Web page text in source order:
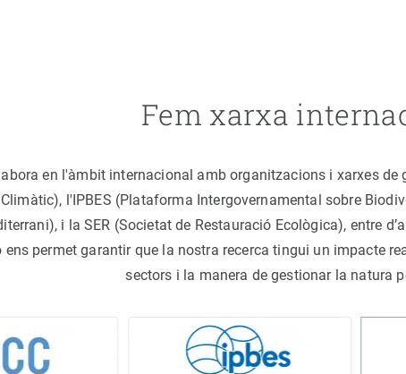
Fem xarxa
en l'àmbit internacional amb organitzacions i xarxes
l'IPBES (Plataforma Intergovernamental sobre
i la SER (Societat de Restauració Ecològica), entre
ens permet garantir que la nostra recerca tingui un impacte
sectors i la manera de gestionar la natura